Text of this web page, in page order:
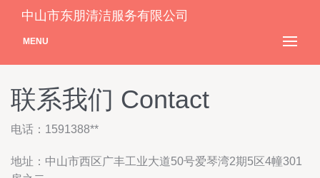
中山市东朋清洁服务有限公司
MENU
联系我们 Contact
电话：1591388**
地址：中山市西区广丰工业大道50号爱琴湾2期5区4幢301